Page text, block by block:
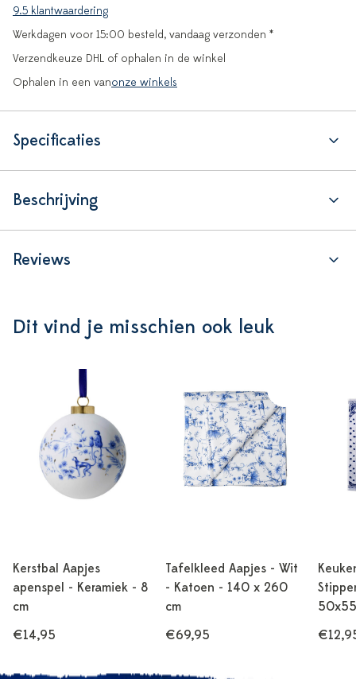
9.5 klantwaardering
Werkdagen voor 15:00 besteld, vandaag verzonden *
Verzendkeuze DHL of ophalen in de winkel
Ophalen in een vanonze winkels
Specificaties
Beschrijving
Reviews
Dit vind je misschien ook leuk
Kerstbal Aapjes
apenspel - Keramiek - 8
cm
€14,95
Tafelkleed Aapjes - Wit
- Katoen - 140 x 260
cm
€69,95